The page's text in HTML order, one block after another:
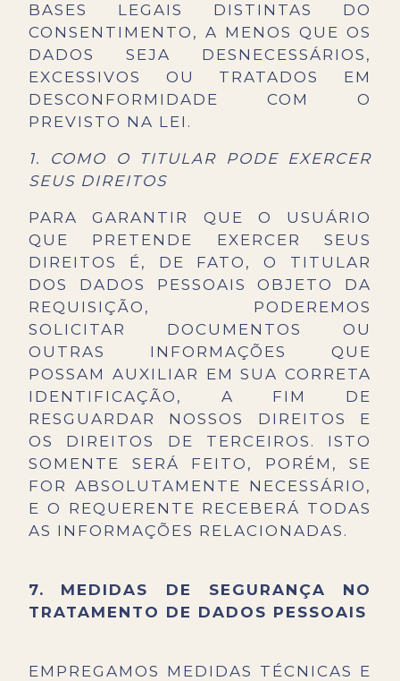
BASES LEGAIS DISTINTAS DO
CONSENTIMENTO, A MENOS QUE OS
DADOS SEJA DESNECESSÁRIOS,
EXCESSIVOS OU TRATADOS EM
DESCONFORMIDADE COM O
PREVISTO NA LEI.
1. COMO O TITULAR PODE EXERCER
SEUS DIREITOS
PARA GARANTIR QUE O USUÁRIO
QUE PRETENDE EXERCER SEUS
DIREITOS É, DE FATO, O TITULAR
DOS DADOS PESSOAIS OBJETO DA
REQUISIÇÃO, PODEREMOS
SOLICITAR DOCUMENTOS OU
OUTRAS INFORMAÇÕES QUE
POSSAM AUXILIAR EM SUA CORRETA
IDENTIFICAÇÃO, A FIM DE
RESGUARDAR NOSSOS DIREITOS E
OS DIREITOS DE TERCEIROS. ISTO
SOMENTE SERÁ FEITO, PORÉM, SE
FOR ABSOLUTAMENTE NECESSÁRIO,
E O REQUERENTE RECEBERÁ TODAS
AS INFORMAÇÕES RELACIONADAS.
7.
MEDIDAS DE SEGURANÇA NO
TRATAMENTO DE DADOS PESSOAIS
EMPREGAMOS MEDIDAS TÉCNICAS E